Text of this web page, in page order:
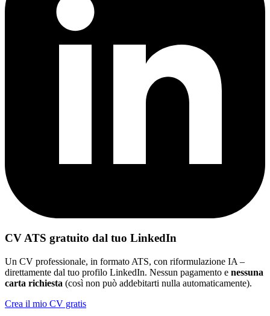
CV ATS gratuito dal tuo LinkedIn
Un CV professionale, in formato ATS, con riformulazione IA –
direttamente dal tuo profilo LinkedIn. Nessun pagamento e nessuna
carta richiesta (così non può addebitarti nulla automaticamente).
Crea il mio CV gratis